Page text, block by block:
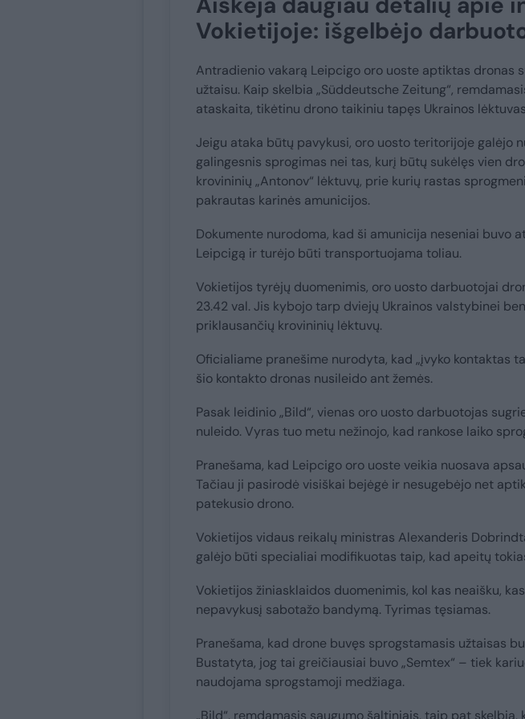
Vokietijoje: išgelbėjo
Antradienio vakarą Leipcigo oro uoste aptiktas dronas
užtaisu. Kaip skelbia „Süddeutsche Zeitung“,
ataskaita, tikėtinu drono taikiniu tapęs Ukrainos
Jeigu ataka būtų pavykusi, oro uosto teritorijoje galėjo
galingesnis sprogimas nei tas, kurį būtų sukėlęs vien
krovininių „Antonov“ lėktuvų, prie kurių rastas
pakrautas karinės amunicijos.
Dokumente nurodoma, kad ši amunicija neseniai buvo
Leipcigą ir turėjo būti transportuojama toliau.
Vokietijos tyrėjų duomenimis, oro uosto darbuotojai
23.42 val. Jis kybojo tarp dviejų Ukrainos valstybinei
priklausančių krovininių lėktuvų.
Oficialiame pranešime nurodyta, kad „įvyko kontaktas
šio kontakto dronas nusileido ant žemės.
Pasak leidinio „Bild“, vienas oro uosto darbuotojas
nuleido. Vyras tuo metu nežinojo, kad rankose laiko
Pranešama, kad Leipcigo oro uoste veikia nuosava
Tačiau ji pasirodė visiškai bejėgė ir nesugebėjo net
patekusio drono.
Vokietijos vidaus reikalų ministras Alexanderis
galėjo būti specialiai modifikuotas taip, kad apeitų
Vokietijos žiniasklaidos duomenimis, kol kas neaišku,
nepavykusį sabotažo bandymą. Tyrimas tęsiamas.
Pranešama, kad drone buvęs sprogstamasis užtaisas
Bustatyta, jog tai greičiausiai buvo „Semtex“ – tiek
naudojama sprogstamoji medžiaga.
„Bild“, remdamasis saugumo šaltiniais, taip pat